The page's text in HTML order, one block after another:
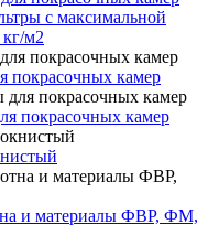
с максимальной
м2
покрасочных камер
покрасочных камер
и материалы ФВР, ФМ,